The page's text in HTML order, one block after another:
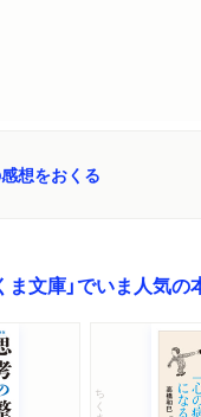
感想をおくる
ま文庫」でいま人気の
ちくま文庫